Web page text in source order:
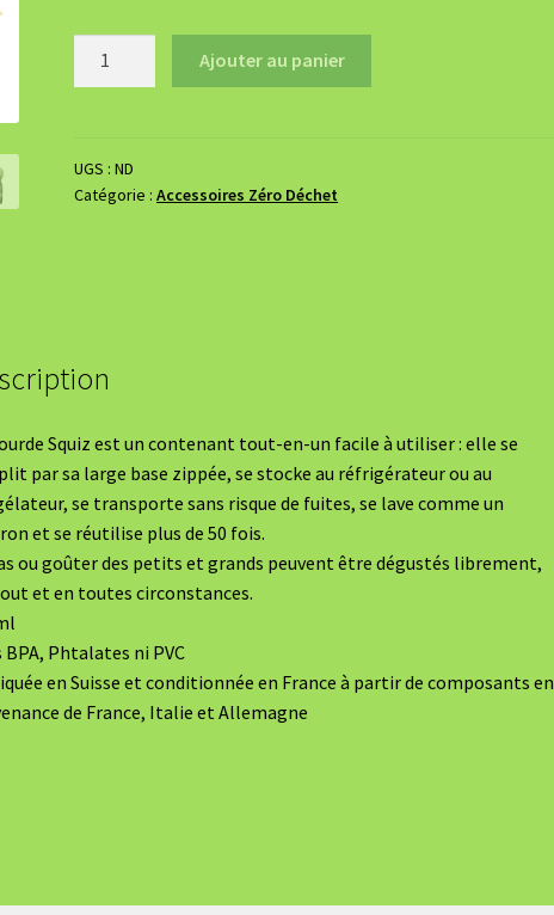
Ajouter au panier
UGS :ND
Catégorie :Accessoires Zéro Déchet
Squiz est un contenant tout-en-un facile à utiliser : elle se
par sa large base zippée, se stocke au réfrigérateur ou au
se transporte sans risque de fuites, se lave comme un
et se réutilise plus de 50 fois.
ou goûter des petits et grands peuvent être dégustés librement,
et en toutes circonstances.
BPA, Phtalates ni PVC
en Suisse et conditionnée en France à partir de composants en
de France, Italie et Allemagne